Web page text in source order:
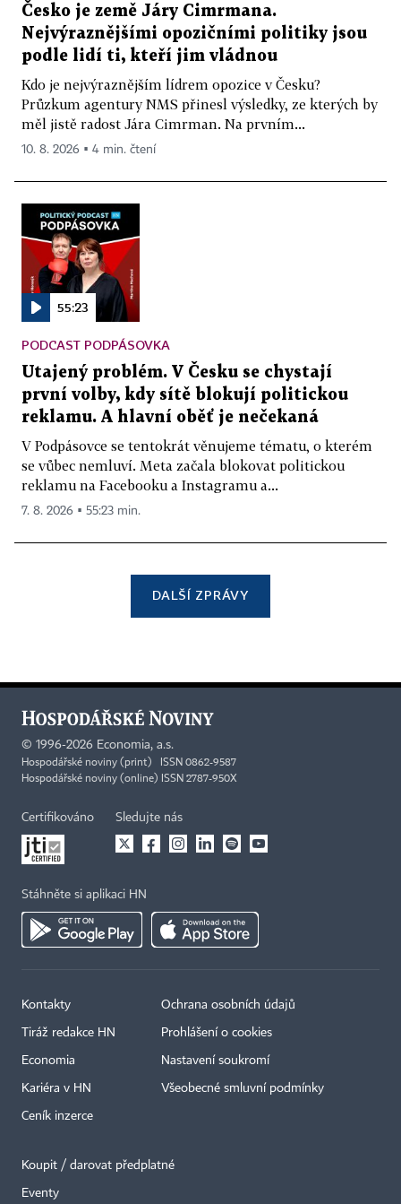
Česko je země Járy Cimrmana.
Nejvýraznějšími opozičními politiky jsou
podle lidí ti, kteří jim vládnou
Kdo je nejvýraznějším lídrem opozice v Česku?
Průzkum agentury NMS přinesl výsledky, ze kterých by
měl jistě radost Jára Cimrman. Na prvním...
10. 8. 2026 ▪ 4 min. čtení
55:23
PODCAST PODPÁSOVKA
Utajený problém. V Česku se chystají
první volby, kdy sítě blokují politickou
reklamu. A hlavní oběť je nečekaná
V Podpásovce se tentokrát věnujeme tématu, o kterém
se vůbec nemluví. Meta začala blokovat politickou
reklamu na Facebooku a Instagramu a...
7. 8. 2026 ▪ 55:23 min.
DALŠÍ ZPRÁVY
© 1996-2026 Economia, a.s.
Hospodářské noviny (print) ISSN 0862-9587
Hospodářské noviny (online) ISSN 2787-950X
Certifikováno Sledujte nás
Stáhněte si aplikaci HN
Kontakty
Tiráž redakce HN
Economia
Kariéra v HN
Ceník inzerce
Ochrana osobních údajů
Prohlášení o cookies
Nastavení soukromí
Všeobecné smluvní podmínky
Koupit / darovat předplatné
Eventy